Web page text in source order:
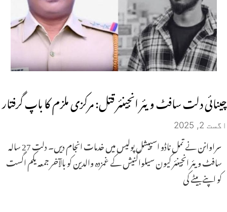
چینائی دلت سافٹ ویئر انجینئر قتل: مرکزی ملزم کا باپ گرفتار
اگست 2, 2025
سراوانن نے تمل ناڈو اسپیشل پولیس میں خدمات انجام دیں۔ دلت 27 سالہ
سافٹ ویئر انجینئر کیون سیلواگنیش کے غمزدہ والدین کو بالآخر جمعہ یکم اگست
کو اپنے بیٹے کی